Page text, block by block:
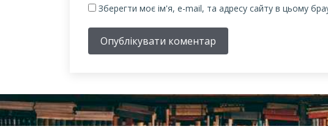
Зберегти моє ім'я, e-mail, та адресу сайту в цьому
Опублікувати коментар